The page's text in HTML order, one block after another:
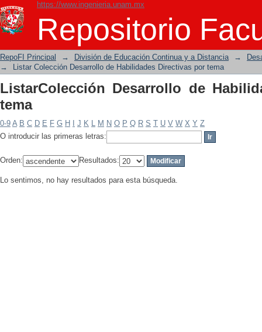
https://www.ingenieria.unam.mx
Repositorio
ListarColección Desarrollo de
RepoFI Principal → División de Educación Continua y a Distancia →
→
Listar Colección Desarrollo de Habilidades Directivas por tema
ListarColección Desarrollo de
tema
0-9 A B C D E F G H J K L M N O P Q R S T U V W X Y Z
O introducir las primeras letras:
Orden: Resultados:
Lo sentimos, no hay resultados para esta búsqueda.